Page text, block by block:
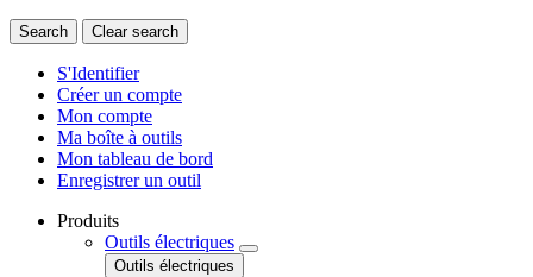
S'Identifier
Créer un compte
Mon compte
Ma boîte à outils
Mon tableau de bord
Enregistrer un outil
Produits
Outils électriques
Outils électriques